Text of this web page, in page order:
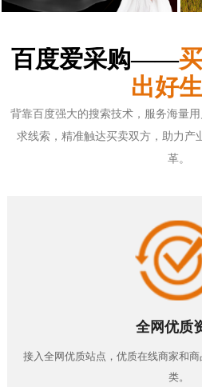
百度爱采购——
出好
背靠百度强大的搜索技术，服务海量
求线索，精准触达买卖双方，助力产
革。
全网优质
接入全网优质站点，优质在线商家和
类。